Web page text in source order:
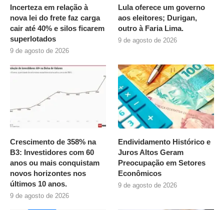
Incerteza em relação à
nova lei do frete faz carga
cair até 40% e silos ficarem
superlotados
9 de agosto de 2026
Lula oferece um governo
aos eleitores; Durigan,
outro à Faria Lima.
9 de agosto de 2026
Crescimento de 358% na
B3: Investidores com 60
anos ou mais conquistam
novos horizontes nos
últimos 10 anos.
9 de agosto de 2026
Endividamento Histórico e
Juros Altos Geram
Preocupação em Setores
Econômicos
9 de agosto de 2026